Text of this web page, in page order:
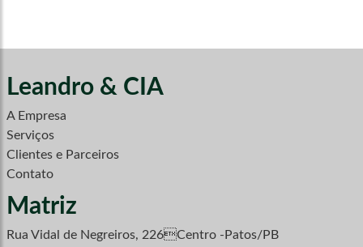
Leandro & CIA
A Empresa
Serviços
Clientes e Parceiros
Contato
Matriz
Rua Vidal de Negreiros, 226Centro -Patos/PB